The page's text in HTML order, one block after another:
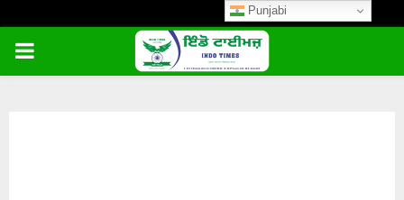
PRIMARY
Punjabi